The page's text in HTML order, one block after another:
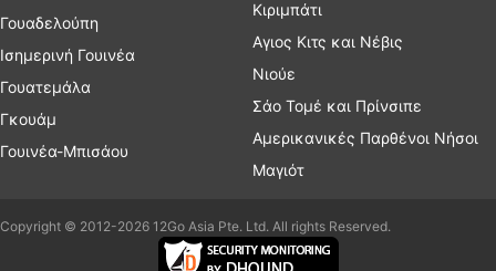
Γουαδελούπη
Ισημερινή Γουινέα
Γουατεμάλα
Γκουάμ
Γουινέα-Μπισάου
Κιριμπάτι
Αγιος Κιτς και Νέβις
Νιούε
Σάο Τομέ και Πρίνσιπε
Αμερικανικές Παρθένοι Νήσοι
Μαγιότ
Copyright © 2012-2026 12Go Asia Pte. Ltd. All rights Reserved.